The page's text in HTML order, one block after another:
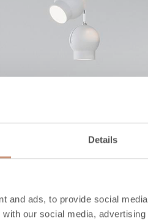
Details
and ads, to provide social
our social media,